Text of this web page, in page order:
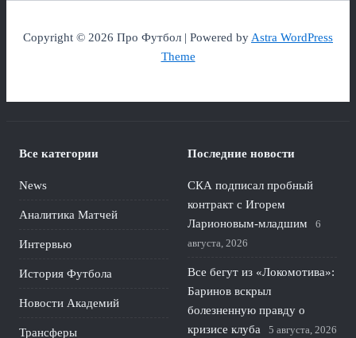
Copyright © 2026 Про Футбол | Powered byAstra WordPress
Theme
Все категории
News
Аналитика Матчей
Интервью
История Футбола
Новости Академий
Трансферы
Последние новости
СКА подписал пробный
контракт с Игорем
Ларионовым‑младшим
6
августа, 2026
Все бегут из «Локомотива»:
Баринов вскрыл
болезненную правду о
кризисе клуба
5 августа, 2026